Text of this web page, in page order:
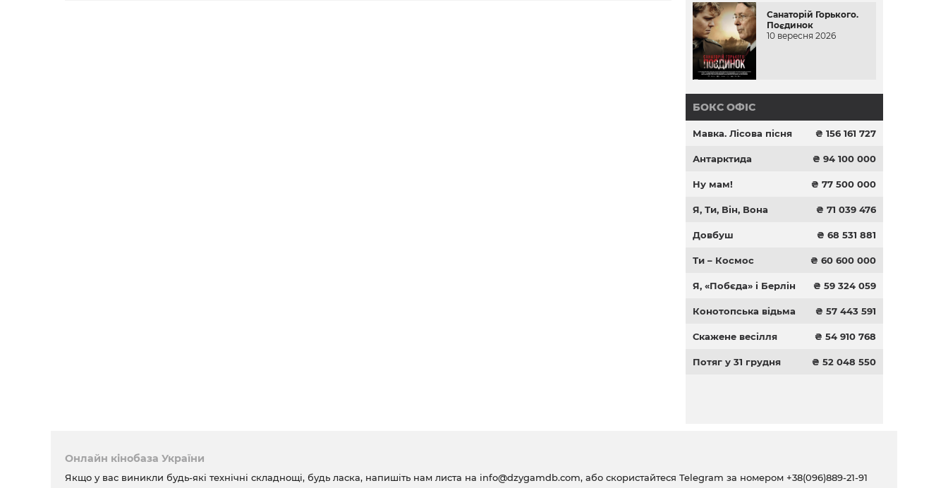
Санаторій Горького.
Поєдинок
10 вересня 2026
БОКС ОФІС
Мавка. Лісова пісня ₴ 156 161 727
Антарктида ₴ 94 100 000
Ну мам! ₴ 77 500 000
Я, Ти, Він, Вона ₴ 71 039 476
Довбуш ₴ 68 531 881
Ти – Космос ₴ 60 600 000
Я, «Побєда» і Берлін ₴ 59 324 059
Конотопська відьма ₴ 57 443 591
Скажене весілля ₴ 54 910 768
Потяг у 31 грудня ₴ 52 048 550
Онлайн кінобаза України
Якщо у вас виникли будь-які технічні складнощі, будь ласка, напишіть нам листа на info@dzygamdb.com, або скористайтеся Telegram за номером +38(096)889-21-91